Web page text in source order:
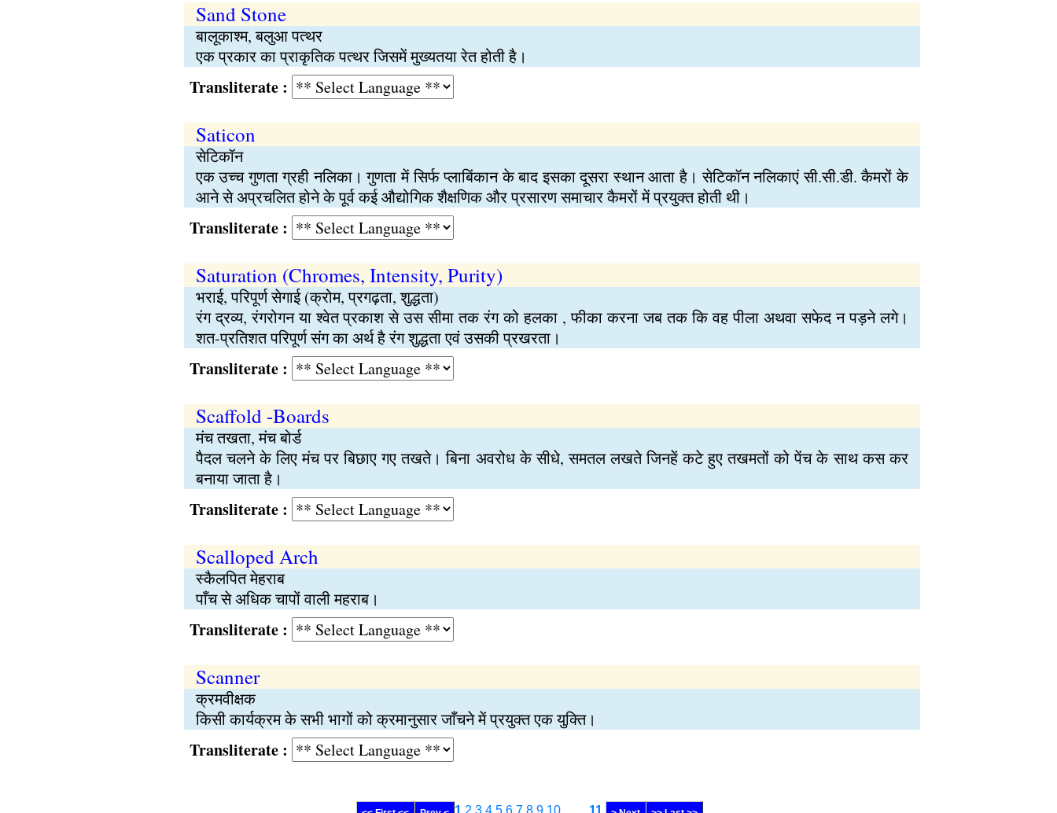
Sand Stone
बालूकाश्म, बलुआ पत्थर
एक प्रकार का प्राकृतिक पत्थर जिसमें मुख्यतया रेत होती है।
Transliterate :
Saticon
सेटिकॉन
एक उच्च गुणता ग्रही नलिका। गुणता में सिर्फ प्लाबिंकान के बाद इसका दूसरा स्थान आता है। सेटिकॉन नलिकाएं सी.सी.डी. कैमरों के
आने से अप्रचलित होने के पूर्व कई औद्योगिक शैक्षणिक और प्रसारण समाचार कैमरों में प्रयुक्त होती थी।
Transliterate :
Saturation (Chromes, Intensity, Purity)
भराई, परिपूर्ण सेगाई (क्रोम, प्रगढ़ता, शुद्धता)
रंग द्रव्य, रंगरोगन या श्वेत प्रकाश से उस सीमा तक रंग को हलका , फीका करना जब तक कि वह पीला अथवा सफेद न पड़ने लगे।
शत-प्रतिशत परिपूर्ण संग का अर्थ है रंग शुद्धता एवं उसकी प्रखरता।
Transliterate :
Scaffold -Boards
मंच तखता, मंच बोर्ड
पैदल चलने के लिए मंच पर बिछाए गए तखते। बिना अवरोध के सीधे, समतल लखते जिनहें कटे हुए तखमतों को पेंच के साथ कस कर
बनाया जाता है।
Transliterate :
Scalloped Arch
स्कैलपित मेहराब
पाँच से अधिक चापों वाली महराब।
Transliterate :
Scanner
क्रमवीक्षक
किसी कार्यक्रम के सभी भागों को क्रमानुसार जाँचने में प्रयुक्त एक युक्ति।
Transliterate :
1 2 3 4 5 6 7 8 9 10 11